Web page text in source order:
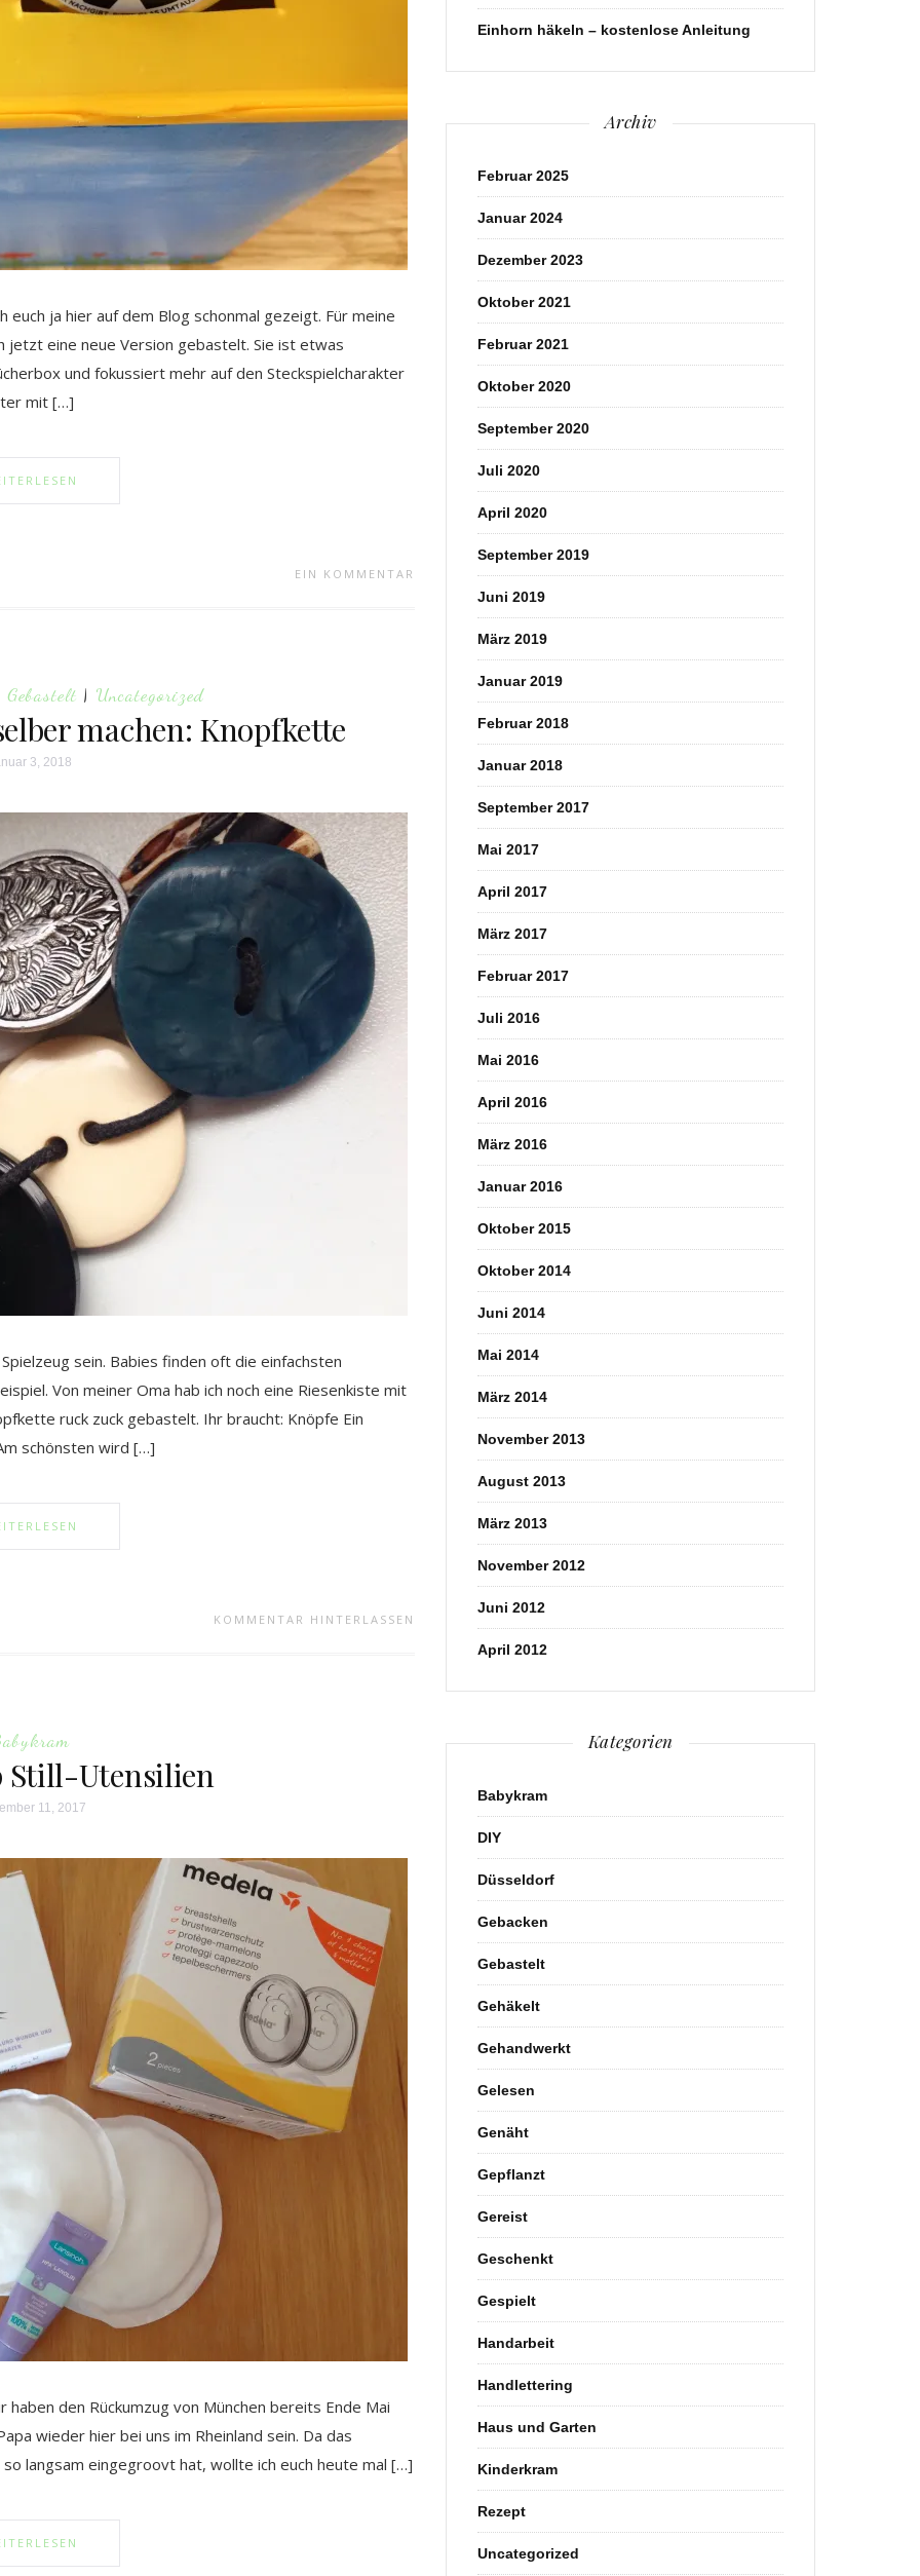
ja hier auf dem Blog schonmal gezeigt. Für meine
jetzt eine neue Version gebastelt. Sie ist etwas
und fokussiert mehr auf den Steckspielcharakter
mit […]
EIN KOMMENTAR
Gebastelt | Uncategorized
machen: Knopfkette
3, 2018
sein. Babies finden oft die einfachsten
Von meiner Oma hab ich noch eine Riesenkiste mit
ruck zuck gebastelt. Ihr braucht: Knöpfe Ein
schönsten wird […]
KOMMENTAR HINTERLASSEN
Still-Utensilien
11, 2017
den Rückumzug von München bereits Ende Mai
wieder hier bei uns im Rheinland sein. Da das
langsam eingegroovt hat, wollte ich euch heute mal […]
Einhorn häkeln – kostenlose Anleitung
Archiv
Februar 2025
Januar 2024
Dezember 2023
Oktober 2021
Februar 2021
Oktober 2020
September 2020
Juli 2020
April 2020
September 2019
Juni 2019
März 2019
Januar 2019
Februar 2018
Januar 2018
September 2017
Mai 2017
April 2017
März 2017
Februar 2017
Juli 2016
Mai 2016
April 2016
März 2016
Januar 2016
Oktober 2015
Oktober 2014
Juni 2014
Mai 2014
März 2014
November 2013
August 2013
März 2013
November 2012
Juni 2012
April 2012
Kategorien
Babykram
DIY
Düsseldorf
Gebacken
Gebastelt
Gehäkelt
Gehandwerkt
Gelesen
Genäht
Gepflanzt
Gereist
Geschenkt
Gespielt
Handarbeit
Handlettering
Haus und Garten
Kinderkram
Rezept
Uncategorized